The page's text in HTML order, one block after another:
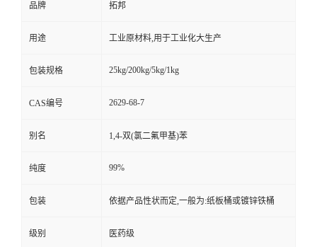
品牌 拓邦
用途 工业原材料,用于工业化大生产
包装规格 25kg/200kg/5kg/1kg
CAS编号 2629-68-7
别名 1,4-双(氯二氟甲基)苯
纯度 99%
包装 依据产品性状而定,一般为:纸板桶或镀锌铁桶
级别 医药级